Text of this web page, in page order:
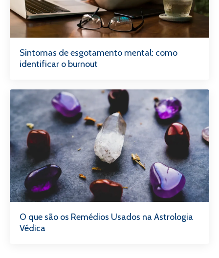
Sintomas de esgotamento mental: como
identificar o burnout
O que são os Remédios Usados na Astrologia
Védica